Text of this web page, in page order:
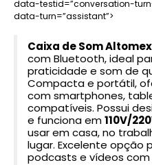
data-testid=”conversation-
data-turn=”assistant”>
Caixa de Som
com Bluetooth, ideal
praticidade e som de
Compacta e portátil,
com smartphones,
compatíveis. Possui
e funciona em110V/
usar em casa, no
lugar. Excelente opção
podcasts e vídeos